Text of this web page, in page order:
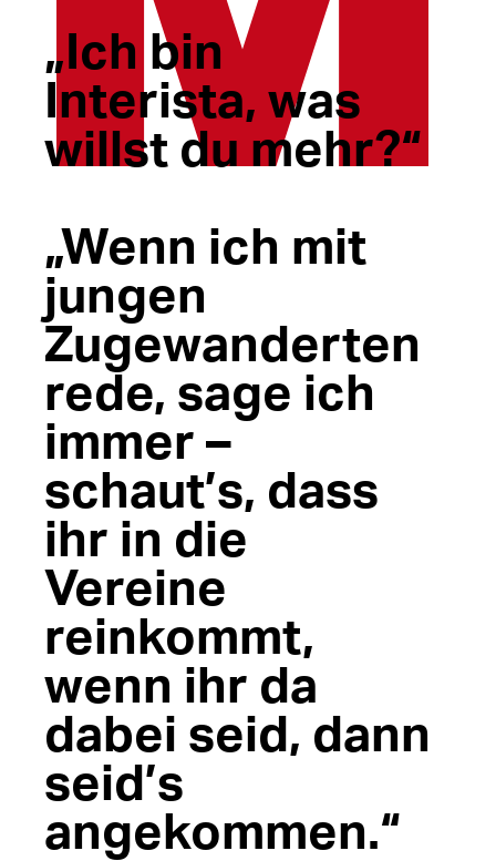
„Ich bin
Interista, was
willst du mehr?“
„Wenn ich mit
jungen
Zugewanderten
rede, sage ich
immer –
schaut’s, dass
ihr in die
Vereine
reinkommt,
wenn ihr da
dabei seid, dann
seid’s
angekommen.“